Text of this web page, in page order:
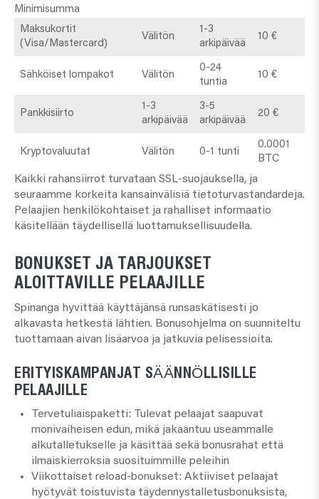
Minimisumma
Maksukortit
(Visa/Mastercard)
Välitön
1-3
arkipäivää
10 €
Sähköiset lompakot Välitön
0-24
tuntia
10 €
Pankkisiirto
1-3
arkipäivää
3-5
arkipäivää
20 €
Kryptovaluutat Välitön 0-1 tunti
0.0001
BTC
Kaikki rahansiirrot turvataan SSL-suojauksella, ja
seuraamme korkeita kansainvälisiä tietoturvastandardeja.
Pelaajien henkilökohtaiset ja rahalliset informaatio
käsitellään täydellisellä luottamuksellisuudella.
BONUKSET JA TARJOUKSET
ALOITTAVILLE PELAAJILLE
Spinanga hyvittää käyttäjänsä runsaskätisesti jo
alkavasta hetkestä lähtien. Bonusohjelma on suunniteltu
tuottamaan aivan lisäarvoa ja jatkuvia pelisessioita.
ERITYISKAMPANJAT SÄÄNNÖLLISILLE
PELAAJILLE
Tervetuliaispaketti: Tulevat pelaajat saapuvat
monivaiheisen edun, mikä jakaantuu useammalle
alkutalletukselle ja käsittää sekä bonusrahat että
ilmaiskierroksia suosituimmille peleihin
Viikottaiset reload-bonukset: Aktiiviset pelaajat
hyötyvät toistuvista täydennystalletusbonuksista,